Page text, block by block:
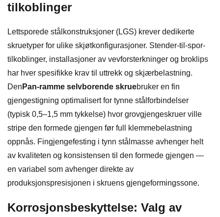
tilkoblinger
Lettsporede stålkonstruksjoner (LGS) krever dedikerte
skruetyper for ulike skjøtkonfigurasjoner. Stender-til-spor-
tilkoblinger, installasjoner av vevforsterkninger og broklips
har hver spesifikke krav til uttrekk og skjærbelastning.
Den Pan-ramme selvborende skruebruker en fin
gjengestigning optimalisert for tynne stålforbindelser
(typisk 0,5–1,5 mm tykkelse) hvor grovgjengeskruer ville
stripe den formede gjengen før full klemmebelastning
oppnås. Fingjengefesting i tynn stålmasse avhenger helt
av kvaliteten og konsistensen til den formede gjengen —
en variabel som avhenger direkte av
produksjonspresisjonen i skruens gjengeformingssone.
Korrosjonsbeskyttelse: Valg av